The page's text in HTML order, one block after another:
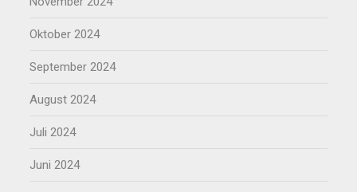
Oktober 2024
September 2024
August 2024
Juli 2024
Juni 2024